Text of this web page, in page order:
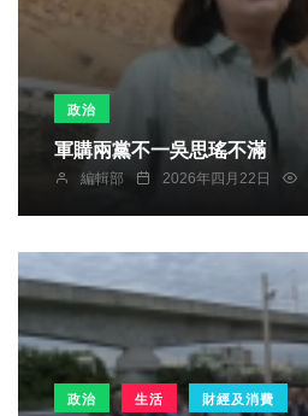
政治
軍購兩黨不一吳思瑤不滿
編輯部 2026年四月22日
政治 生活 財經及消費